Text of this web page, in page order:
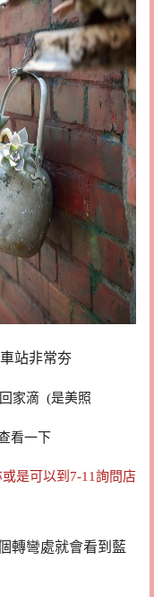
站非常夯
家滴 (是美照
看一下
是可以到7-11詢問店
轉彎處就會看到藍